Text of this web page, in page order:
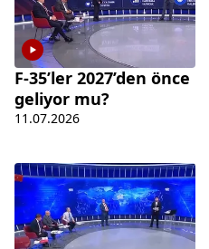
F-35’ler 2027’den önce
geliyor mu?
11.07.2026